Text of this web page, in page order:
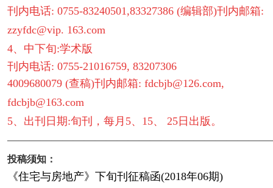
刊内电话: 0755-83240501,83327386 (编辑部)刊内邮箱:
zzyfdc@vip. 163.com
4、中下旬:学术版
刊内电话: 0755-21016759, 83207306
4009680079 (查稿)刊内邮箱: fdcbjb@126.com,
fdcbjb@163.com
5、出刊日期:旬刊，每月5、15、 25日出版。
投稿须知：
《住宅与房地产》下旬刊征稿函(2018年06期)